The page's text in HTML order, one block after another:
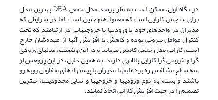
در نگاه اول، ممکن است به نظر برسد مدل جمعی DEA بهترین مدل
برای سنجش کارایی است که معمولاً هم چنین است. اما در شرایطی که
مدیران در واحدهای خود با ورودیها یا خروجیهایی در ارتباطند که تحت
کنترل عوامل بیرونی بوده و کاهش یا افزایش آنها از عهده‌شان خارج
است، کارایی مدل جمعی کاهش می‌یابد و در این وضعیت، مدلهای ورودی
گرا و خروجی گرا کارایی بالاتری دارند. به همین دلیل، در این پژوهش از
سه سطح مختلف بهره برده ایم تا مدیران با پیشنهادهای متفاوتی روبه رو
باشند و بسته به نوع ورودیها و خروجیها و سایر محدودیتها، بهترین
تصمیم را در جهت افزایش کارایی اتخاذ نمایند.